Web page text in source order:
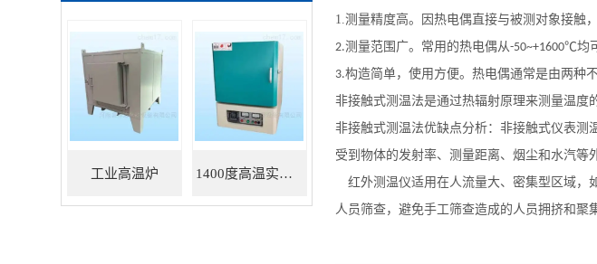
1.测量精度高。因热电偶直接与被测对象接触
2.测量范围广。常用的热电偶从-50~+1600℃均
3.构造简单，使用方便。热电偶通常是由两种
非接触式测温法是通过热辐射原理来测量温度
非接触式测温法优缺点分析：非接触式仪表测
受到物体的发射率、测量距离、烟尘和水汽等
红外测温仪适用在人流量大、密集型区域，
人员筛查，避免手工筛查造成的人员拥挤和聚集
工业高温炉 1400度高温实验炉